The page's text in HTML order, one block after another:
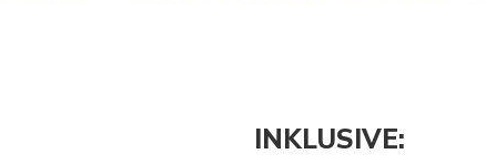
INKLUSIVE: